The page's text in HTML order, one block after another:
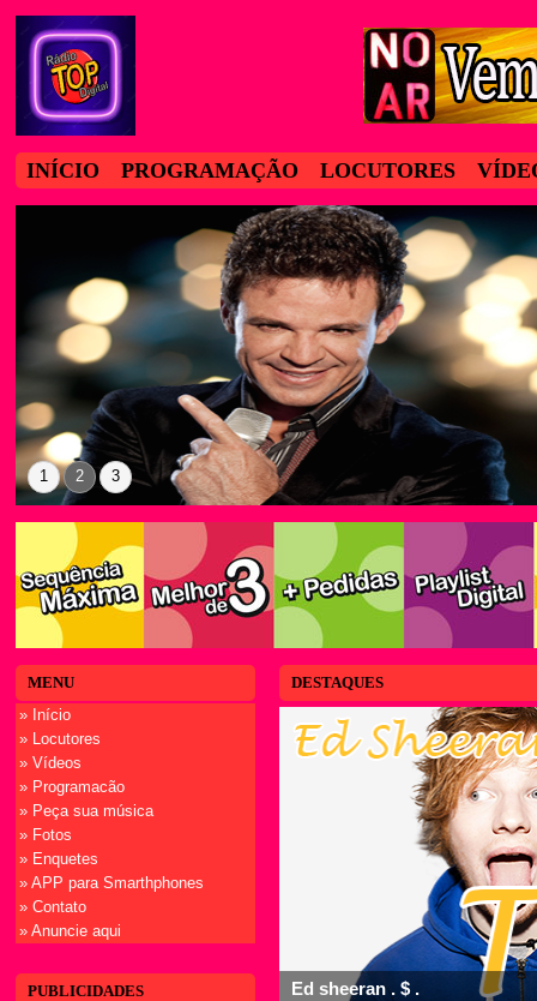
INÍCIO PROGRAMAÇÃO LOCUTORES
1 2 3
MENU
» Início
» Locutores
» Vídeos
» Programacão
» Peça sua música
» Fotos
» Enquetes
» APP para Smarthphones
» Contato
» Anuncie aqui
PUBLICIDADES
DESTAQUES
Ed sheeran . $ .